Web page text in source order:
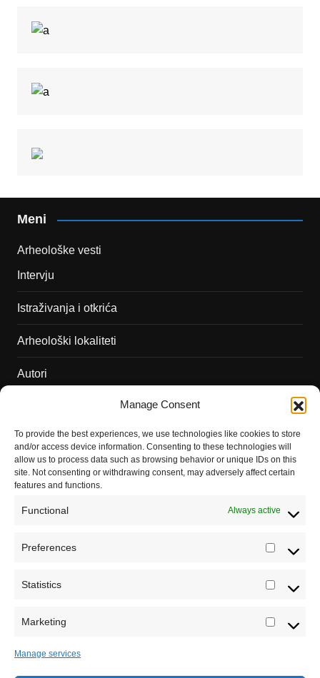
Manage Consent
To provide the best experiences, we use technologies like cookies to store
and/or access device information. Consenting to these technologies will
allow us to process data such as browsing behavior or unique IDs on this
site. Not consenting or withdrawing consent, may adversely affect certain
features and functions.
Functional Always active
Preferences
Statistics
Marketing
Manage services
Meni
Arheološke vesti
Intervju
Istraživanja i otkrića
Arheološki lokaliteti
Autori
Dešavanja
Kontakt
Misija sajta Sve o arheologiji